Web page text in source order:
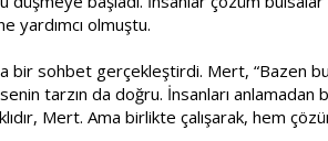
yardımcı olmuştu.
bir sohbet gerçekleştirdi. Mert, “Bazen
tarzın da doğru. İnsanları
Mert. Ama birlikte çalışarak, hem